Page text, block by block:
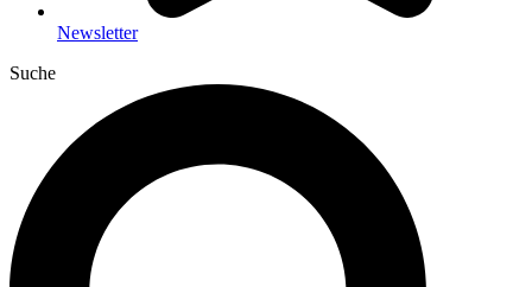
Newsletter
Suche